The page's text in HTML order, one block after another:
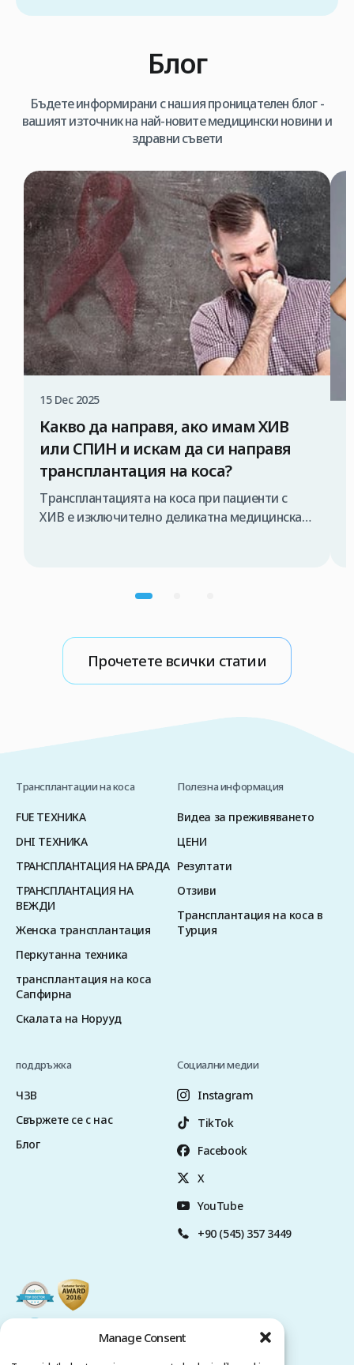
Manage Consent
Блог
Бъдете информирани с нашия проницателен блог -
вашият източник на най-новите медицински новини и
здравни съвети
15 Dec 2025
Какво да направя, ако имам ХИВ
или СПИН и искам да си направя
трансплантация на коса?
Трансплантацията на коса при пациенти с
ХИВ е изключително деликатна медицинска
противен случай съществува риск от
коса по метода FUE в Турция, първата и най-
важна стъпка […]
Прочетете всички статии
Трансплантации на коса
FUE ТЕХНИКА
DHI ТЕХНИКА
ТРАНСПЛАНТАЦИЯ НА БРАДА
ТРАНСПЛАНТАЦИЯ НА
ВЕЖДИ
Женска трансплантация
Перкутанна техника
трансплантация на коса
Сапфирна
Скалата на Норууд
Полезна информация
Видеа за преживяването
ЦЕНИ
Резултати
Отзиви
Трансплантация на коса в
Турция
поддръжка
ЧЗВ
Свържете се с нас
Блог
Социални медии
Instagram
TikTok
Facebook
X
YouTube
+90 (545) 357 3449